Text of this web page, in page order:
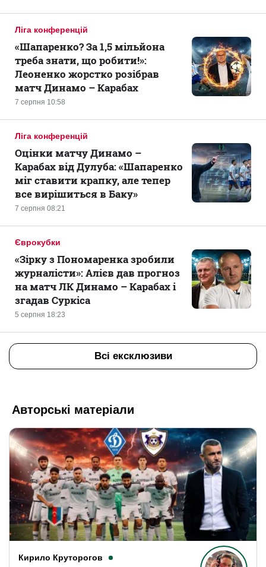
Ліга конференцій
7 серпня 10:58
«Шапаренко? За 1,5 мільйона
треба знати, що робити!»:
Леоненко жорстко розібрав
матч Динамо – Карабах
Ліга конференцій
7 серпня 08:21
Оцінки матчу Динамо –
Карабах від Дулуба: «Шапаренко
міг ставити крапку, але тепер
все вирішиться в Баку»
Єврокубки
5 серпня 18:23
«Зірку з Пономаренка зробили
журналісти»: Алієв дав прогноз
на матч ЛК Динамо – Карабах і
згадав Суркіса
Всі ексклюзиви
Авторські матеріали
Кирило Круторогов